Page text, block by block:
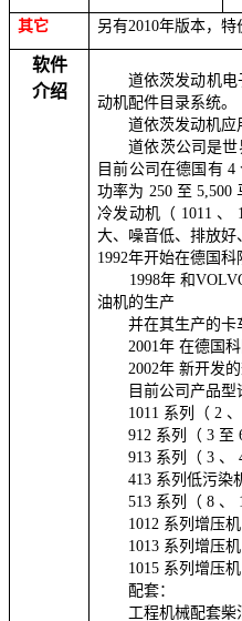
其它 另有2010年版本，特
软件
介绍
道依茨发动机
动机配件目录系统。
道依茨发动机
道依茨公司是
目前公司在德国有4
功率为 250 至 5,500
冷发动机（ 1011 、
大、噪音低、排放
1992年开始在德国科
1998年 和
油机的生产
并在其生产的卡车
2001年 在德国科
2002年 新开发
目前公司产品型
1011 系列（ 2 、
912 系列（ 3 至
913 系列（ 3 、
413 系列低污染
513 系列（ 8 、
1012 系列增压
1013 系列增压
1015 系列增压
配套：
工程机械配套柴